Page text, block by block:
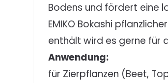
Bodens und fördert eine
EMIKO Bokashi
enthält wird es gerne für
Anwendung:
für Zierpflanzen (Beet,